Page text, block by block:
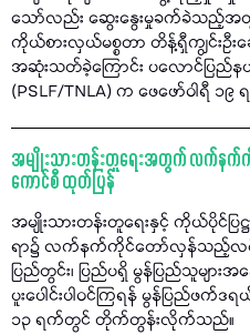
သော်လည်း ဆွေးနွေးမှုခက်ခဲသည့်
ကိုယ်စားလှယ်မစ္စတာ တိန့်ရှီကျွင်းဦး
အဆုံးသတ်ခဲ့ကြောင်း ပလောင်ပြည်
(PSLF/TNLA) က ဖေဖော်ဝါရီ
အမျိုးသားတန်းတူရေးအတွက် လက်နက်
ကောင်စီ ထုတ်ပြန်
အမျိုးသားတန်းတူရေးနှင့် ကိုယ်ပိုင်ပ
ရာ၌ လက်နက်ကိုင်တော်လှန်သည့်လမ်
ပြည်တွင်း၊ ပြည်ပရှိ မွန်ပြည်သူများအ
ပူးပေါင်းပါဝင်ကြရန် မွန်ပြည်ဖက်ဒ
၁၃ ရက်တွင် တိုက်တွန်းလိုက်သည်။